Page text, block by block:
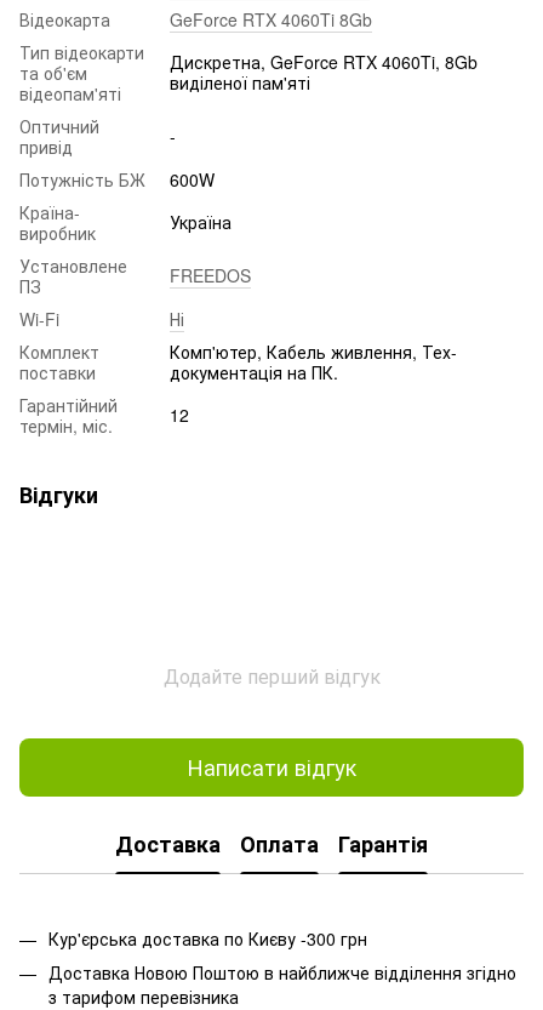
Відеокарта
GeForce RTX 4060Ti 8Gb
Тип відеокарти
та об'єм
відеопам'яті
Дискретна, GeForce RTX 4060Ti, 8Gb
виділеної пам'яті
Оптичний
привід
-
Потужність БЖ
600W
Країна-
виробник
Україна
Установлене
ПЗ
FREEDOS
Wi-Fi
Ні
Комплект
поставки
Комп'ютер, Кабель живлення, Тех-
документація на ПК.
Гарантійний
термін, міс.
12
Відгуки
Додайте перший відгук
Написати відгук
Доставка Оплата Гарантія
Кур'єрська доставка по Києву -300 грн
Доставка Новою Поштою в найближче відділення згідно
з тарифом перевізника